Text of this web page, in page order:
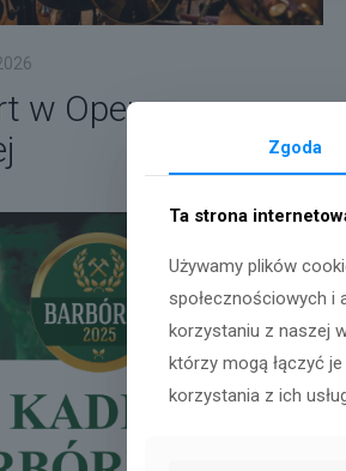
w Operze
Zgoda
Ta strona
Używamy plików
społecznościowych i
korzystaniu z naszej
którzy mogą łączyć
korzystania z ich